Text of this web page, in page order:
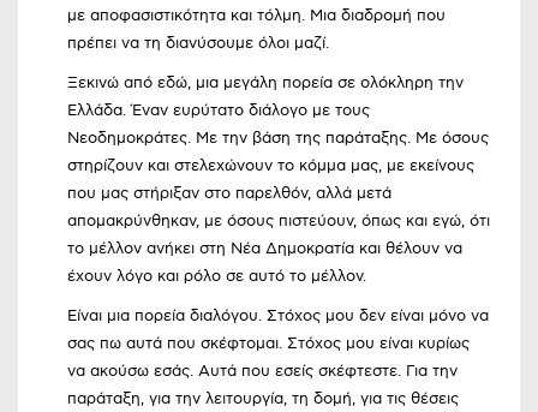
με αποφασιστικότητα και τόλμη. Μια διαδρομή που
πρέπει να τη διανύσουμε όλοι μαζί.
Ξεκινώ από εδώ, μια μεγάλη πορεία σε ολόκληρη την
Ελλάδα. Έναν ευρύτατο διάλογο με τους
Νεοδημοκράτες. Με την βάση της παράταξης. Με όσους
στηρίζουν και στελεχώνουν το κόμμα μας, με εκείνους
που μας στήριξαν στο παρελθόν, αλλά μετά
απομακρύνθηκαν, με όσους πιστεύουν, όπως και εγώ, ότι
το μέλλον ανήκει στη Νέα Δημοκρατία και θέλουν να
έχουν λόγο και ρόλο σε αυτό το μέλλον.
Είναι μια πορεία διαλόγου. Στόχος μου δεν είναι μόνο να
σας πω αυτά που σκέφτομαι. Στόχος μου είναι κυρίως
να ακούσω εσάς. Αυτά που εσείς σκέφτεστε. Για την
παράταξη, για την λειτουργία, τη δομή, για τις θέσεις